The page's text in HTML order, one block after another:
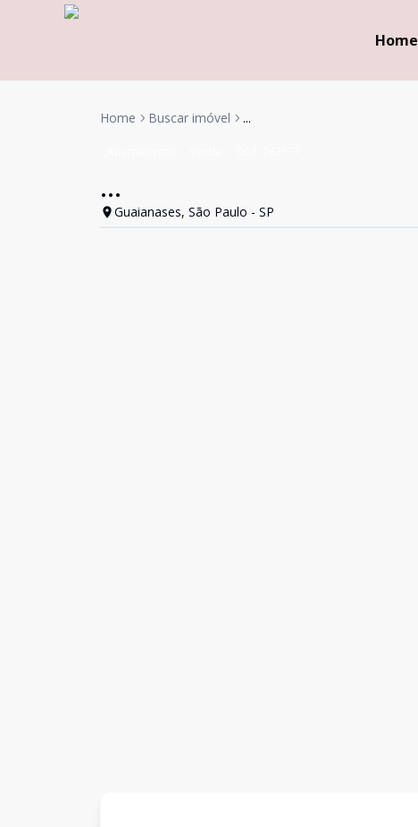
Home
Home Buscar imóvel ...
...
Guaianases, São Paulo - SP